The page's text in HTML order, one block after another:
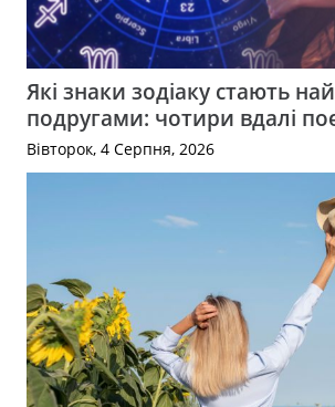
Які знаки зодіаку стають
подругами: чотири вдалі
Вівторок, 4 Серпня, 2026